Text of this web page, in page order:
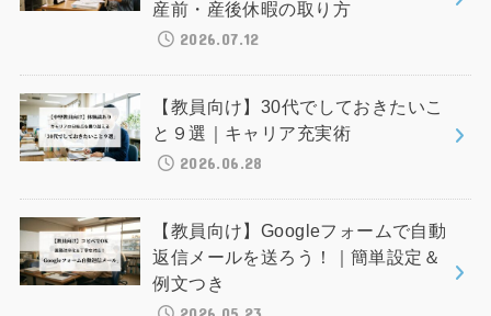
産前・産後休暇の取り方
2026.07.12
【教員向け】30代でしておきたいこ
と９選｜キャリア充実術
2026.06.28
【教員向け】Googleフォームで自動
返信メールを送ろう！｜簡単設定＆
例文つき